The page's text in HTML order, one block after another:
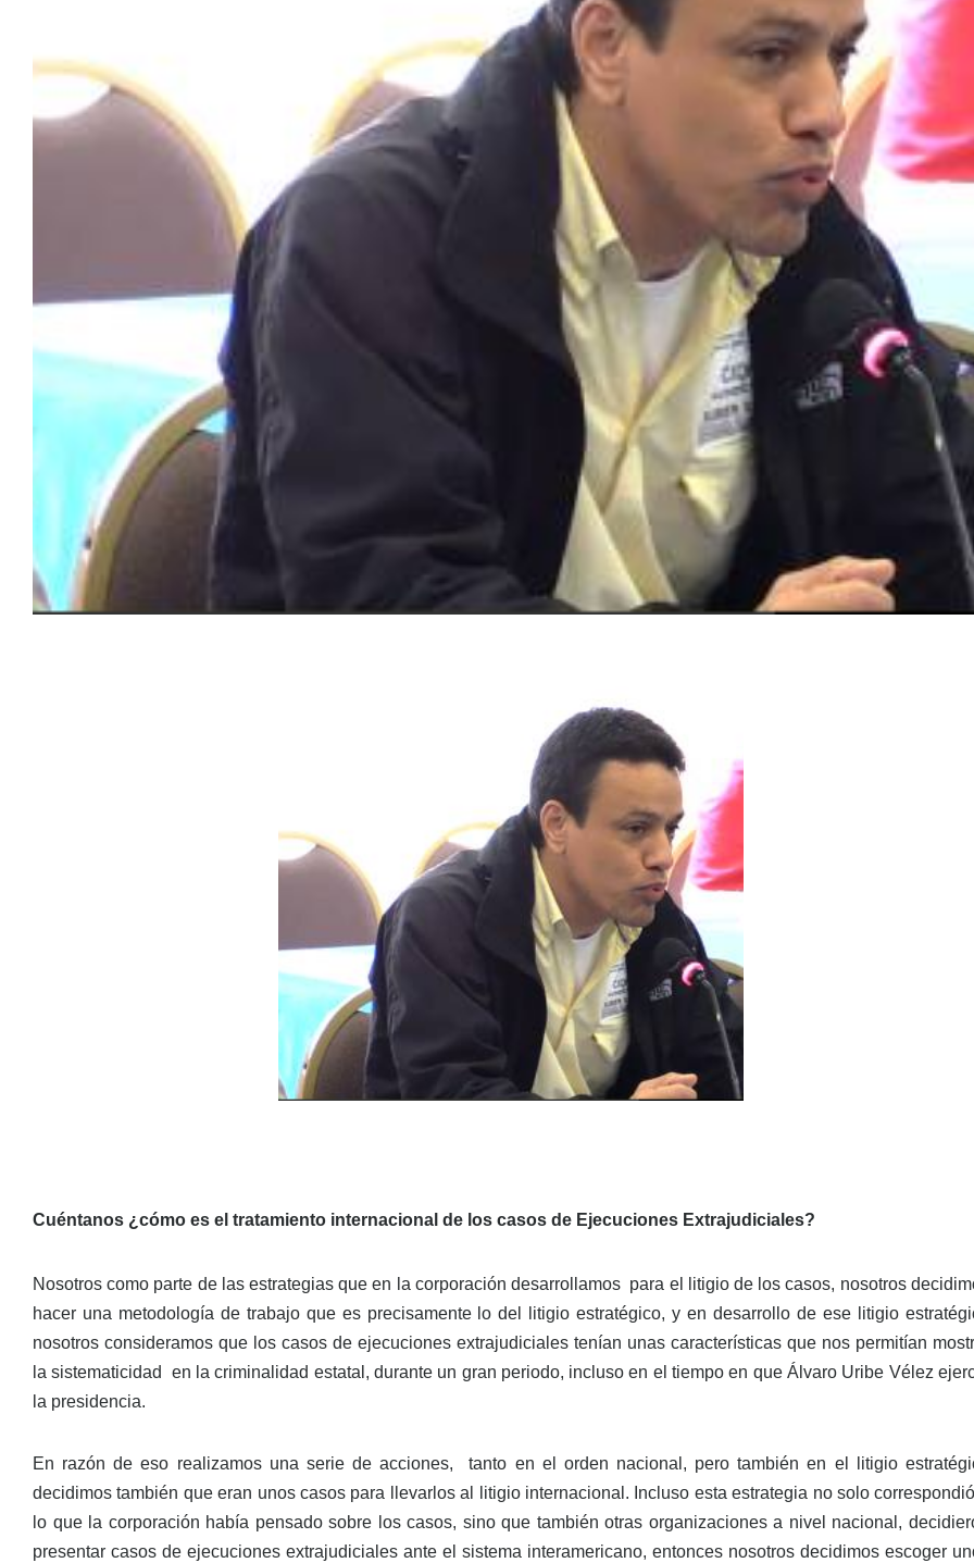
Cuéntanos ¿cómo es el tratamiento internacional de los casos de Ejecuciones Extrajudiciales?
Nosotros como parte de las estrategias que en la corporación desarrollamos para el litigio de los casos, nosotros
hacer una metodología de trabajo que es precisamente lo del litigio estratégico, y en desarrollo de ese litigio
nosotros consideramos que los casos de ejecuciones extrajudiciales tenían unas características que nos permitían
la sistematicidad en la criminalidad estatal, durante un gran periodo, incluso en el tiempo en que Álvaro Uribe Vélez
la presidencia.
En razón de eso realizamos una serie de acciones, tanto en el orden nacional, pero también en el litigio
decidimos también que eran unos casos para llevarlos al litigio internacional. Incluso esta estrategia no solo
lo que la corporación había pensado sobre los casos, sino que también otras organizaciones a nivel nacional,
presentar casos de ejecuciones extrajudiciales ante el sistema interamericano, entonces nosotros decidimos escoger